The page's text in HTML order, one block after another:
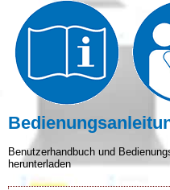
Benutzerhandbuch und
herunterladen